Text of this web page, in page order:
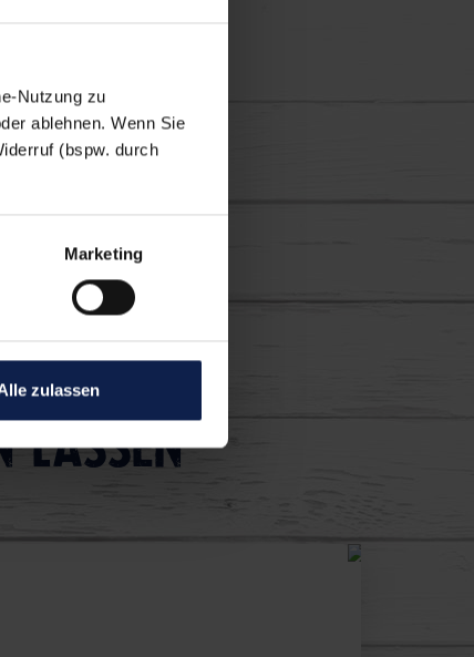
Nutzung zu
ablehnen. Wenn Sie
(bspw. durch
Marketing
zulassen
lassen